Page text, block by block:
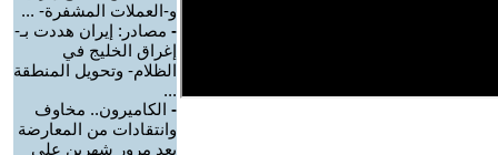
و-العملات المشفرة- ...
- مصادر: إيران هددت بـ-
إغراق الخليج في
الظلام- وتحويل المنطقة
...
- الكاميرون.. مخاوف
وانتقادات من المعارضة
بعد مرور شهرين على